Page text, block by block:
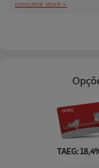
automáticos, as
consultar stock >.
TAEG: